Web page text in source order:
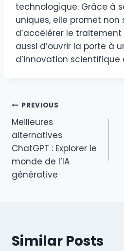
technologique. Grâce à
uniques, elle promet non
d’accélérer le
aussi d’ouvrir la porte à
d’innovation
Post
navigation
PREVIOUS
Meilleures
alternatives
ChatGPT : Explorer le
monde de l’IA
générative
Similar Posts